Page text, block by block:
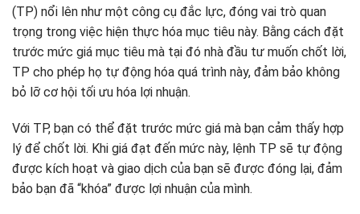
(TP) nổi lên như một công cụ đắc lực, đóng vai trò quan
trọng trong việc hiện thực hóa mục tiêu này. Bằng cách đặt
trước mức giá mục tiêu mà tại đó nhà đầu tư muốn chốt lời,
TP cho phép họ tự động hóa quá trình này, đảm bảo không
bỏ lỡ cơ hội tối ưu hóa lợi nhuận.
Với TP, bạn có thể đặt trước mức giá mà bạn cảm thấy hợp
lý để chốt lời. Khi giá đạt đến mức này, lệnh TP sẽ tự động
được kích hoạt và giao dịch của bạn sẽ được đóng lại, đảm
bảo bạn đã “khóa” được lợi nhuận của mình.